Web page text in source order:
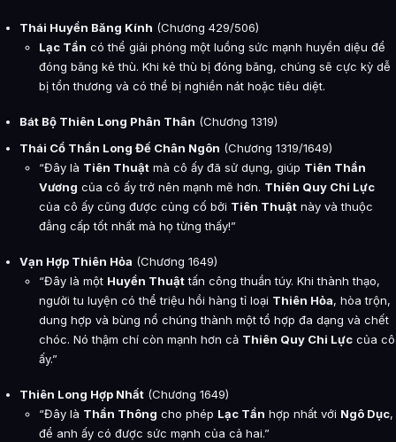
Thái Huyền Băng Kính (Chương 429/506)
Lạc Tần có thể giải phóng một luồng sức mạnh huyền diệu để
đóng băng kẻ thù. Khi kẻ thù bị đóng băng, chúng sẽ cực kỳ dễ
bị tổn thương và có thể bị nghiền nát hoặc tiêu diệt.
Bát Bộ Thiên Long Phân Thân (Chương 1319)
Thái Cổ Thần Long Đế Chân Ngôn (Chương 1319/1649)
“Đây là Tiên Thuật mà cô ấy đã sử dụng, giúp Tiên Thần
Vương của cô ấy trở nên mạnh mẽ hơn. Thiên Quy Chi Lực
của cô ấy cũng được củng cố bởi Tiên Thuật này và thuộc
đẳng cấp tốt nhất mà họ từng thấy!”
Vạn Hợp Thiên Hỏa (Chương 1649)
“Đây là một Huyền Thuậttấn công thuần túy. Khi thành thạo,
người tu luyện có thể triệu hồi hàng tỉ loại Thiên Hỏa, hòa trộn,
dung hợp và bùng nổ chúng thành một tổ hợp đa dạng và chết
chóc. Nó thậm chí còn mạnh hơn cả Thiên Quy Chi Lực của cô
ấy.”
Thiên Long Hợp Nhất (Chương 1649)
“Đây là Thần Thông cho phép Lạc Tần hợp nhất với Ngô Dục,
để anh ấy có được sức mạnh của cả hai.”